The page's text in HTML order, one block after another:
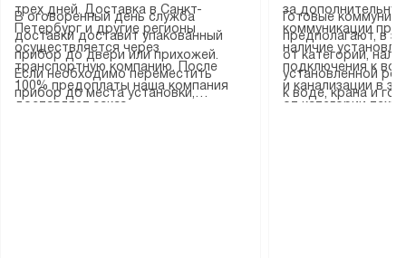
трех дней. Доставка в Санкт-
Петербург и другие регионы
осуществляется через
транспортную компанию. После
100% предоплаты наша компания
доставляет заказ
В оговоренный день служба
доставки доставит упакованный
прибор до двери или прихожей.
Если необходимо переместить
прибор до места установки,
за
коммуникации
наличие
подключения к
и канализации в
от категории
Готовые
предполагают, в
от категории,
установленной
к воде, крана и